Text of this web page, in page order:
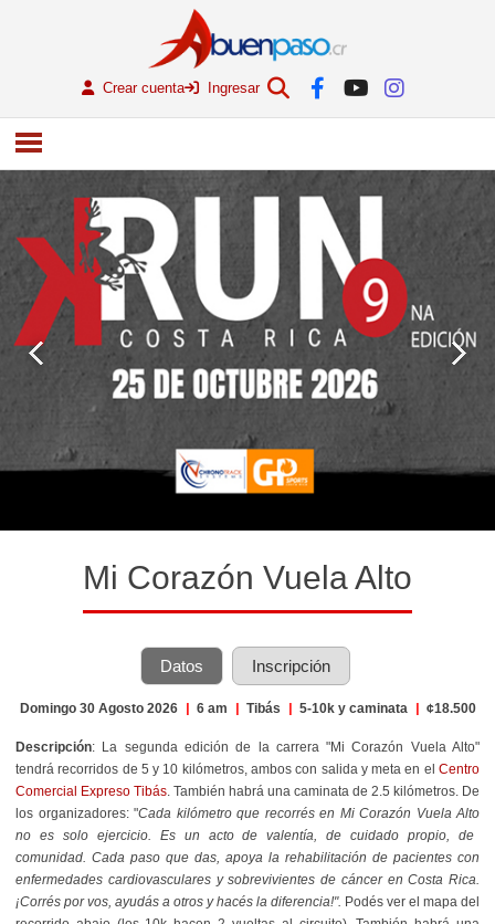
Crear cuenta Ingresar
Mi Corazón Vuela Alto
Datos Inscripción
Domingo 30 Agosto 2026 | 6 am | Tibás | 5-10k y caminata | ¢18.500
Descripción: La segunda edición de la carrera "Mi Corazón Vuela Alto"
tendrá recorridos de 5 y 10 kilómetros, ambos con salida y meta en el Centro
Comercial Expreso Tibás . También habrá una caminata de 2.5 kilómetros. De
los organizadores: "Cada kilómetro que recorrés en Mi Corazón Vuela Alto
no es solo ejercicio. Es un acto de valentía, de cuidado propio, de
comunidad. Cada paso que das, apoya la rehabilitación de pacientes con
enfermedades cardiovasculares ysobrevivientes de cánceren Costa Rica.
¡Corrés por vos ayudás a otros yhacés la diferencia!". Podés ver el mapa del